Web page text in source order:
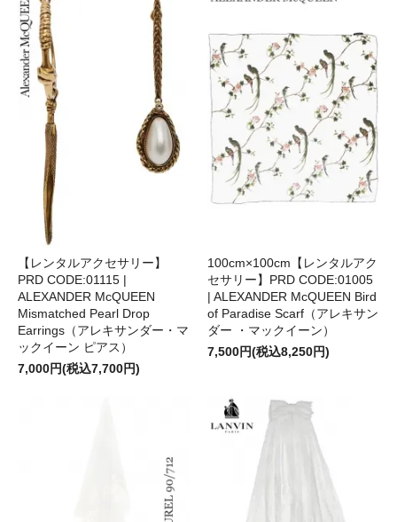
【レンタルアクセサリー】
PRD CODE:01115 |
ALEXANDER McQUEEN
Mismatched Pearl Drop
Earrings（アレキサンダー・マ
ックイーン ピアス）
7,000円(税込7,700円)
100cm×100cm【レンタルアク
セサリー】PRD CODE:01005
| ALEXANDER McQUEEN Bird
of Paradise Scarf（アレキサン
ダー ・マックイーン）
7,500円(税込8,250円)